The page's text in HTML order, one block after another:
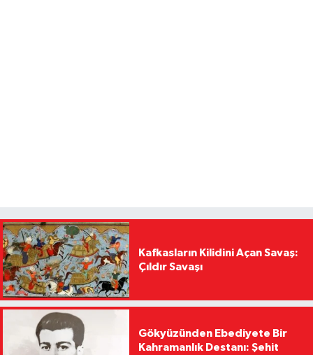
Kafkasların Kilidini Açan Savaş:
Çıldır Savaşı
Gökyüzünden Ebediyete Bir
Kahramanlık Destanı: Şehit